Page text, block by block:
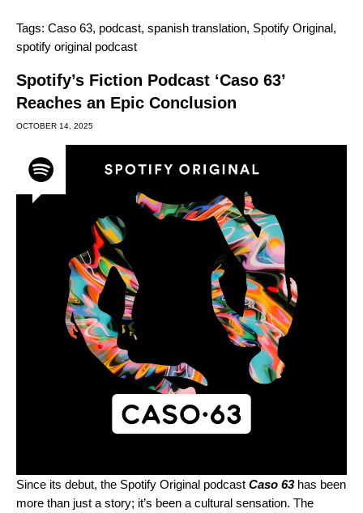
Tags: Caso 63, podcast, spanish translation, Spotify Original,
spotify original podcast
Spotify’s Fiction Podcast ‘Caso 63’
Reaches an Epic Conclusion
OCTOBER 14, 2025
Since its debut, the Spotify Original podcast Caso 63has been
more than just a story; it’s been a cultural sensation. The